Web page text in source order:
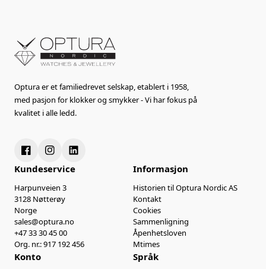
Optura er et familiedrevet selskap, etablert i 1958,
med pasjon for klokker og smykker - Vi har fokus på
kvalitet i alle ledd.
Kundeservice
Harpunveien 3
3128 Nøtterøy
Norge
sales@optura.no
+47 33 30 45 00
Org. nr.: 917 192 456
Informasjon
Historien til Optura Nordic AS
Kontakt
Cookies
Sammenligning
Åpenhetsloven
Mtimes
Konto Språk